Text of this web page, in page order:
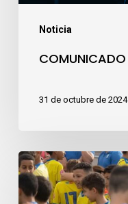
Noticia
COMUNICADO
31 de octubre de 2024
Gala
Inaugural